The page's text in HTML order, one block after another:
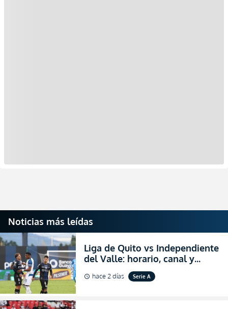
Noticias más leídas
Liga de Quito vs Independiente
del Valle: horario, canal y
dónde ver EN VIVO el
partidazo por la fecha 24 de la
schedule hace 2 días Serie A